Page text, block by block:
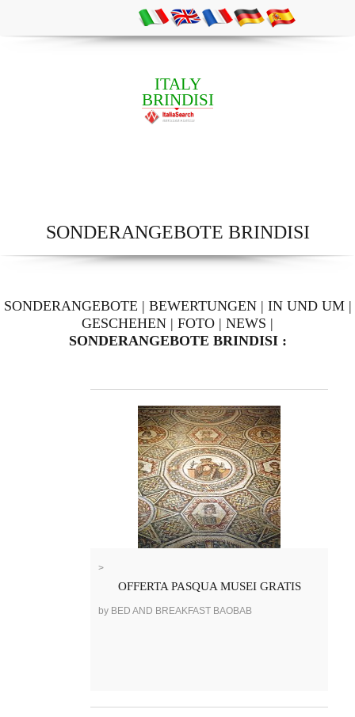
ITALY
BRINDISI
SONDERANGEBOTE BRINDISI
SONDERANGEBOTE | BEWERTUNGEN| IN UND UM|
GESCHEHEN | FOTO | NEWS |
SONDERANGEBOTE BRINDISI :
>
OFFERTA PASQUA MUSEI GRATIS
by BED AND BREAKFAST BAOBAB